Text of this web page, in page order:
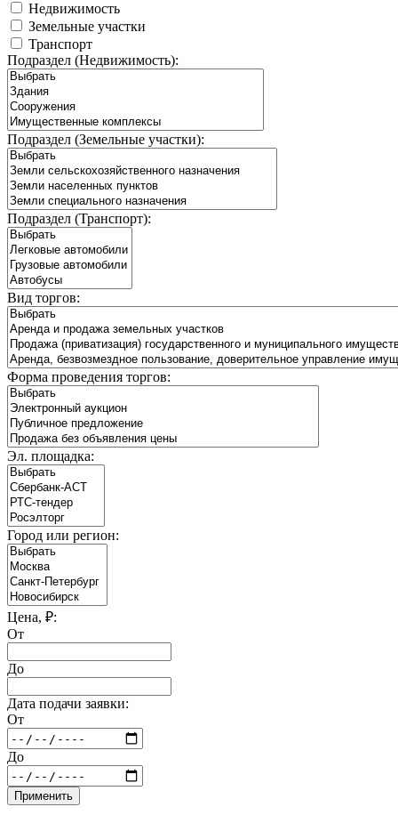
Недвижимость
Земельные участки
Транспорт
Подраздел (Недвижимость):
Подраздел (Земельные участки):
Подраздел (Транспорт):
Вид торгов:
Форма проведения торгов:
Эл. площадка:
Город или регион:
Цена, ₽:
От
До
Дата подачи заявки:
От
До
Применить